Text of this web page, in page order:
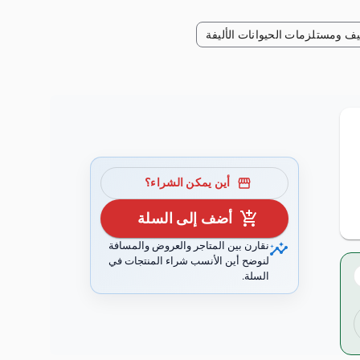
ومستلزمات الحيوانات الأليفة
storefront أين يمكن الشراء؟
add_shopping_cart أضف إلى السلة
insightsنقارن بين المتاجر والعروض والمسافة
لنوضح أين الأنسب شراء المنتجات في
السلة.